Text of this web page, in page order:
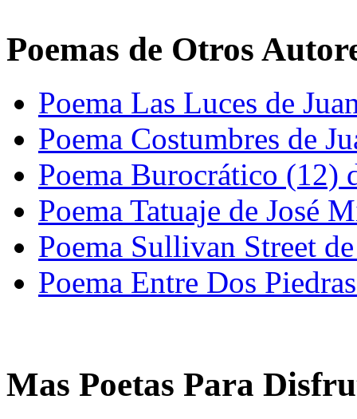
Poemas de Otros
Poema Las Luces de
Poema Costumbres de
Poema Burocrático (12)
Poema Tatuaje de José
Poema Sullivan Street
Poema Entre Dos
Mas Poetas Para